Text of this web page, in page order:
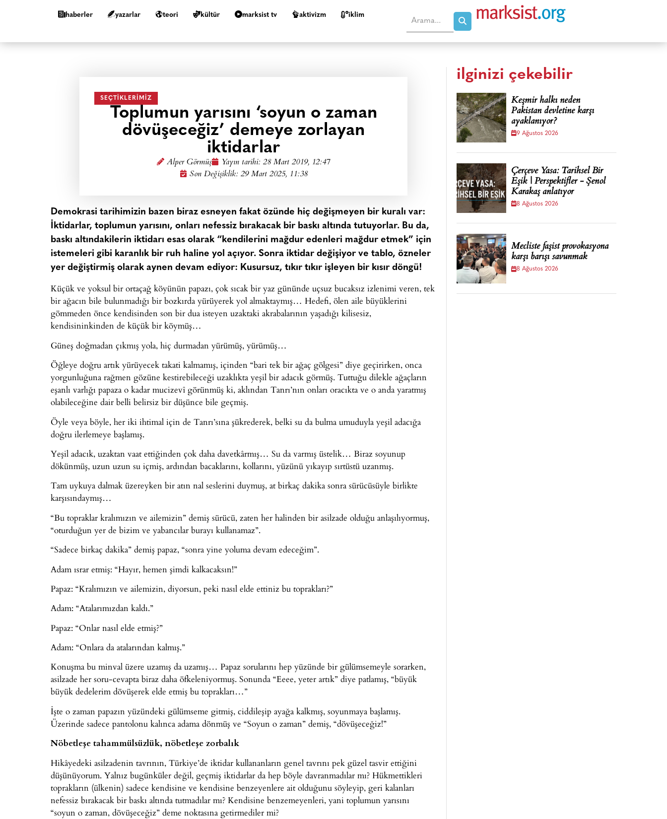
haberler yazarlar teori kültür marksist tv aktivizm i̇klim
SEÇTIKLERIMIZ
Toplumun yarısını ‘soyun o zaman
dövüşeceğiz’ demeye zorlayan
iktidarlar
Alper Görmüş Yayın tarihi: 28 Mart 2019, 12:47
Son Değişiklik: 29 Mart 2025, 11:38
Demokrasi tarihimizin bazen biraz esneyen fakat özünde hiç değişmeyen bir kuralı var:
İktidarlar, toplumun yarısını, onları nefessiz bırakacak bir baskı altında tutuyorlar. Bu da,
baskı altındakilerin iktidarı esas olarak “kendilerini mağdur edenleri mağdur etmek” için
istemeleri gibi karanlık bir ruh haline yol açıyor. Sonra iktidar değişiyor ve tablo, özneler
yer değiştirmiş olarak aynen devam ediyor: Kusursuz, tıkır tıkır işleyen bir kısır döngü!
Küçük ve yoksul bir ortaçağ köyünün papazı, çok sıcak bir yaz gününde uçsuz bucaksız izlenimi veren, tek
bir ağacın bile bulunmadığı bir bozkırda yürüyerek yol almaktaymış… Hedefi, ölen aile büyüklerini
gömmeden önce kendisinden son bir dua isteyen uzaktaki akrabalarının yaşadığı kilisesiz,
kendisininkinden de küçük bir köymüş…
Güneş doğmadan çıkmış yola, hiç durmadan yürümüş, yürümüş…
Öğleye doğru artık yürüyecek takati kalmamış, içinden “bari tek bir ağaç gölgesi” diye geçirirken, onca
yorgunluğuna rağmen gözüne kestirebileceği uzaklıkta yeşil bir adacık görmüş. Tuttuğu dilekle ağaçların
eşanlı varlığı papaza o kadar mucizevî görünmüş ki, aklından Tanrı’nın onları oracıkta ve o anda yaratmış
olabileceğine dair belli belirsiz bir düşünce bile geçmiş.
Öyle veya böyle, her iki ihtimal için de Tanrı’sına şükrederek, belki su da bulma umuduyla yeşil adacığa
doğru ilerlemeye başlamış.
Yeşil adacık, uzaktan vaat ettiğinden çok daha davetkârmış… Su da varmış üstelik… Biraz soyunup
dökünmüş, uzun uzun su içmiş, ardından bacaklarını, kollarını, yüzünü yıkayıp sırtüstü uzanmış.
Tam uykuya dalmak üzereyken bir atın nal seslerini duymuş, at birkaç dakika sonra sürücüsüyle birlikte
karşısındaymış…
“Bu topraklar kralımızın ve ailemizin” demiş sürücü, zaten her halinden bir asilzade olduğu anlaşılıyormuş,
“oturduğun yer de bizim ve yabancılar burayı kullanamaz”.
“Sadece birkaç dakika” demiş papaz, “sonra yine yoluma devam edeceğim”.
Adam ısrar etmiş: “Hayır, hemen şimdi kalkacaksın!”
Papaz: “Kralımızın ve ailemizin, diyorsun, peki nasıl elde ettiniz bu toprakları?”
Adam: “Atalarımızdan kaldı.”
Papaz: “Onlar nasıl elde etmiş?”
Adam: “Onlara da atalarından kalmış.”
Konuşma bu minval üzere uzamış da uzamış… Papaz sorularını hep yüzünde bir gülümsemeyle sorarken,
asilzade her soru-cevapta biraz daha öfkeleniyormuş. Sonunda “Eeee, yeter artık” diye patlamış, “büyük
büyük dedelerim dövüşerek elde etmiş bu toprakları…”
İşte o zaman papazın yüzündeki gülümseme gitmiş, ciddileşip ayağa kalkmış, soyunmaya başlamış.
Üzerinde sadece pantolonu kalınca adama dönmüş ve “Soyun o zaman” demiş, “dövüşeceğiz!”
Nöbetleşe tahammülsüzlük, nöbetleşe zorbalık
Hikâyedeki asilzadenin tavrının, Türkiye’de iktidar kullananların genel tavrını pek güzel tasvir ettiğini
düşünüyorum. Yalnız bugünküler değil, geçmiş iktidarlar da hep böyle davranmadılar mı? Hükmettikleri
toprakların (ülkenin) sadece kendisine ve kendisine benzeyenlere ait olduğunu söyleyip, geri kalanları
nefessiz bırakacak bir baskı altında tutmadılar mı? Kendisine benzemeyenleri, yani toplumun yarısını
“soyun o zaman, dövüşeceğiz” deme noktasına getirmediler mi?
ilginizi çekebilir
Keşmir halkı neden
Pakistan devletine karşı
ayaklanıyor?
9 Ağustos 2026
Çerçeve Yasa: Tarihsel Bir
Eşik | Perspektifler - Şenol
Karakaş anlatıyor
8 Ağustos 2026
Mecliste faşist provokasyona
karşı barışı savunmak
8 Ağustos 2026